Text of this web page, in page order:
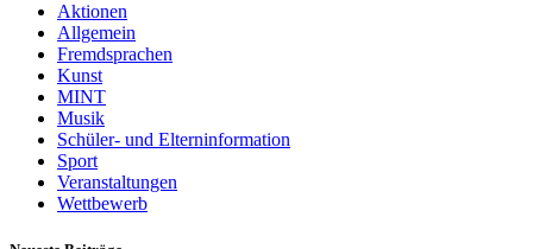
Aktionen
Allgemein
Fremdsprachen
Kunst
MINT
Musik
Schüler- und Elterninformation
Sport
Veranstaltungen
Wettbewerb